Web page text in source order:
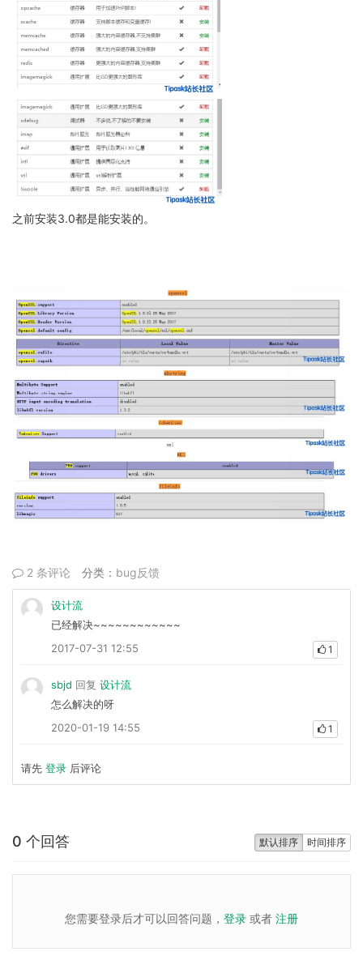
之前安装3.0都是能安装的。
2 条评论 分类： bug反馈
设计流
已经解决~~~~~~~~~~~~
2017-07-31 12:55
1
sbjd 回复 设计流
怎么解决的呀
2020-01-19 14:55
1
请先 登录 后评论
默认排序 时间排序
0 个回答
您需要登录后才可以回答问题， 登录 或者 注册